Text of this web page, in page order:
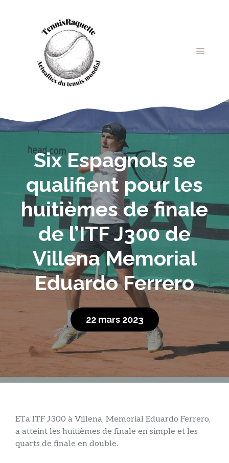
MENU
Six Espagnols se
qualifient pour les
huitièmes de finale
de l’ITF J300 de
Villena Memorial
Eduardo Ferrero
22 mars 2023
ETa ITF J300 à Villena, Memorial Eduardo Ferrero,
a atteint les huitièmes de finale en simple et les
quarts de finale en double.